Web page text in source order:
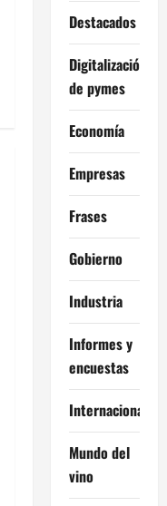
Destacados
Digitalización
de pymes
Economía
Empresas
Frases
Gobierno
Industria
Informes y
encuestas
Internacional
Mundo del
vino